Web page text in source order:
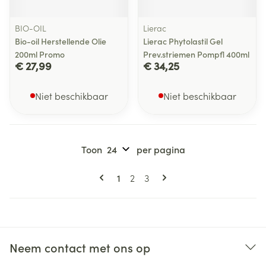
BIO-OIL
Bio-oil Herstellende Olie
200ml Promo
€ 27,99
Niet beschikbaar
Lierac
Lierac Phytolastil Gel
Prev.striemen Pompfl 400ml
€ 34,25
Niet beschikbaar
Pagina's
U lees momenteel pagina
1 Pagina
2 Pagina
3
Toon per pagina
Neem contact met ons op